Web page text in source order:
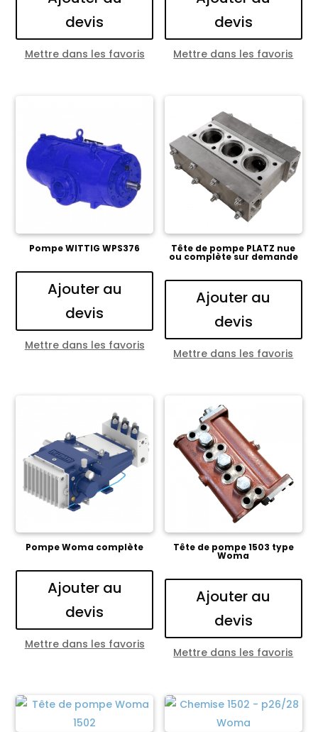
devis
Mettre dans les favoris
devis
Mettre dans les favoris
Pompe WITTIG WPS376
Ajouter au
devis
Mettre dans les favoris
Tête de pompe PLATZ nue
ou complète sur demande
Ajouter au
devis
Mettre dans les favoris
Pompe Woma complète
Ajouter au
devis
Mettre dans les favoris
Tête de pompe 1503 type
Woma
Ajouter au
devis
Mettre dans les favoris